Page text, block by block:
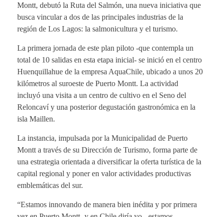
Montt, debutó la Ruta del Salmón, una nueva iniciativa que
busca vincular a dos de las principales industrias de la
región de Los Lagos: la salmonicultura y el turismo.
La primera jornada de este plan piloto -que contempla un
total de 10 salidas en esta etapa inicial- se inició en el centro
Huenquillahue de la empresa AquaChile, ubicado a unos 20
kilómetros al suroeste de Puerto Montt. La actividad
incluyó una visita a un centro de cultivo en el Seno del
Reloncaví y una posterior degustación gastronómica en la
isla Maillen.
La instancia, impulsada por la Municipalidad de Puerto
Montt a través de su Dirección de Turismo, forma parte de
una estrategia orientada a diversificar la oferta turística de la
capital regional y poner en valor actividades productivas
emblemáticas del sur.
“Estamos innovando de manera bien inédita y por primera